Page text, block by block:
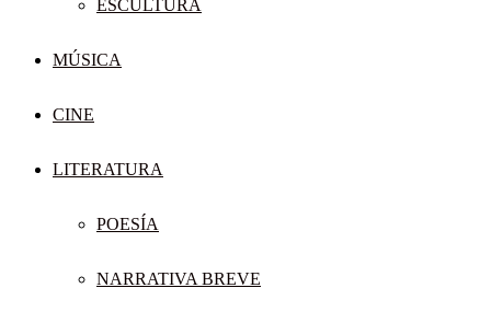
ESCULTURA
MÚSICA
CINE
LITERATURA
POESÍA
NARRATIVA BREVE